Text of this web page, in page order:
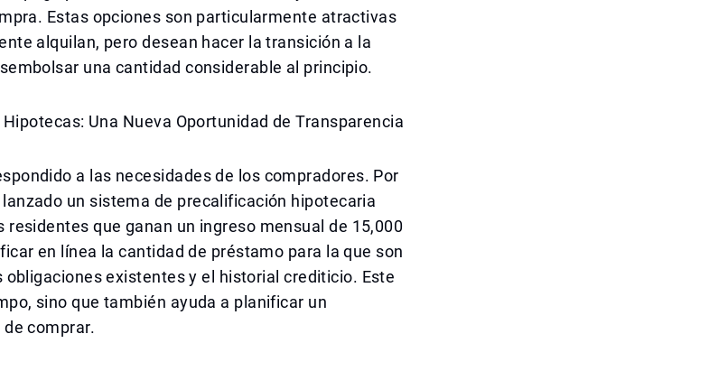
Estas opciones son particularmente atractivas
alquilan, pero desean hacer la transición a la
una cantidad considerable al principio.
Una Nueva Oportunidad de Transparencia
a las necesidades de los compradores. Por
un sistema de precalificación hipotecaria
que ganan un ingreso mensual de 15,000
en línea la cantidad de préstamo para la que son
obligaciones existentes y el historial crediticio. Este
sino que también ayuda a planificar un
comprar.